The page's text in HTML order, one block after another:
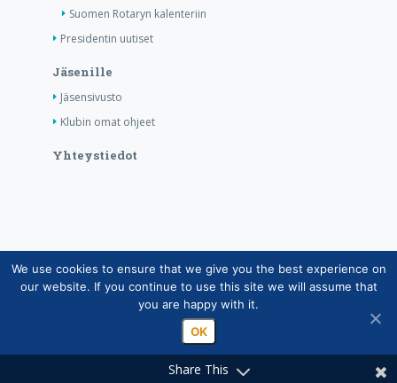
Suomen Rotaryn kalenteriin
Presidentin uutiset
Jäsenille
Jäsensivusto
Klubin omat ohjeet
Yhteystiedot
Copyright © Suomen Rotarypalvelu ry 2026 |
Jäsentietojärjestelmän tietosuojaseloste|Henkilötietojen
käsittely Rotarytoiminnassa
Share This
We use cookies to ensure that we give you the best experience on
our website. If you continue to use this site we will assume that
you are happy with it.
OK